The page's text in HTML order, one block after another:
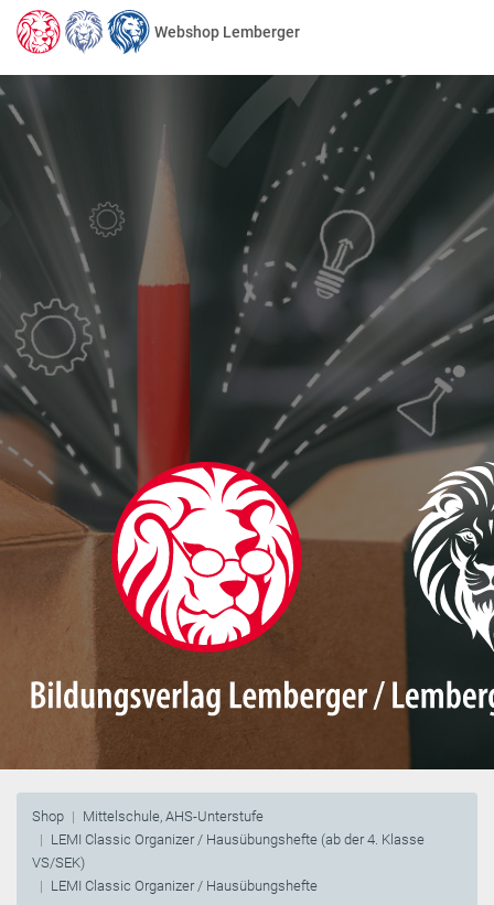
Webshop Lemberger
Shop
Mittelschule, AHS-Unterstufe
LEMI Classic Organizer / Hausübungshefte (ab der 4. Klasse
VS/SEK)
LEMI Classic Organizer / Hausübungshefte